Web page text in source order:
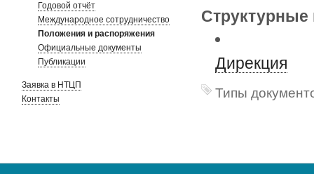
Годовой отчёт
Международное сотрудничество
Положения и распоряжения
Официальные документы
Публикации
Заявка в НТЦП
Контакты
Структурные
Дирекция
Типы